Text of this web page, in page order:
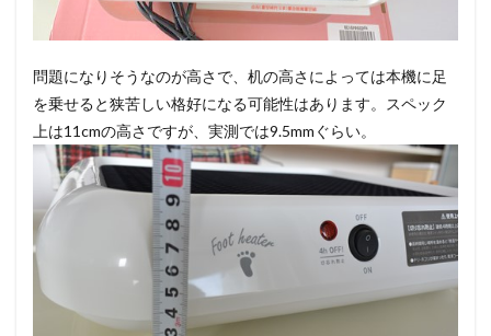
問題になりそうなのが高さで、机の高さによっては本機に足
を乗せると狭苦しい格好になる可能性はあります。スペック
上は11cmの高さですが、実測では9.5mmぐらい。